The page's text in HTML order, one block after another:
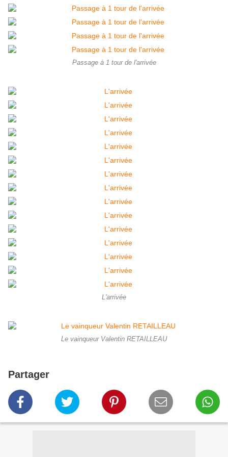
Passage à 1 tour de l'arrivée
L'arrivée
Le vainqueur Valentin RETAILLEAU
Partager